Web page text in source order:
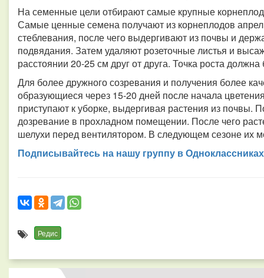
На семенные цели отбирают самые крупные
Самые ценные семена получают из корнеплодов
стеблевания, после чего выдергивают из почвы и
подвядания. Затем удаляют розеточные листья и
расстоянии 20-25 см друг от друга. Точка роста
Для более дружного созревания и получения более
образующиеся через 15-20 дней после начала
приступают к уборке, выдергивая растения из почвы.
дозревание в прохладном помещении. После чего
шелухи перед вентилятором. В следующем сезоне их
Подписывайтесь на нашу группу в Одноклассниках
Редис